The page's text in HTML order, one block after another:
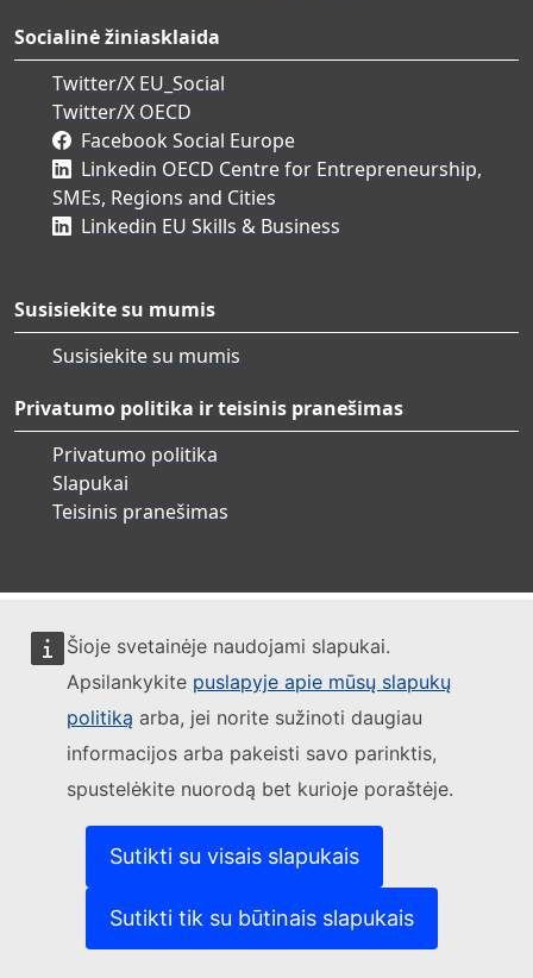
Šioje svetainėje naudojami slapukai.
Apsilankykite puslapyje apie mūsų slapukų
politiką arba, jei norite sužinoti daugiau
informacijos arba pakeisti savo parinktis,
spustelėkite nuorodą bet kurioje poraštėje.
Sutikti su visais slapukais
Sutikti tik su būtinais slapukais
Socialinė žiniasklaida
Twitter/X EU_Social
Twitter/X OECD
Facebook Social Europe
Linkedin OECD Centre for Entrepreneurship,
SMEs, Regions and Cities
Linkedin EU Skills & Business
Susisiekite su mumis
Susisiekite su mumis
Privatumo politika ir teisinis pranešimas
Privatumo politika
Slapukai
Teisinis pranešimas